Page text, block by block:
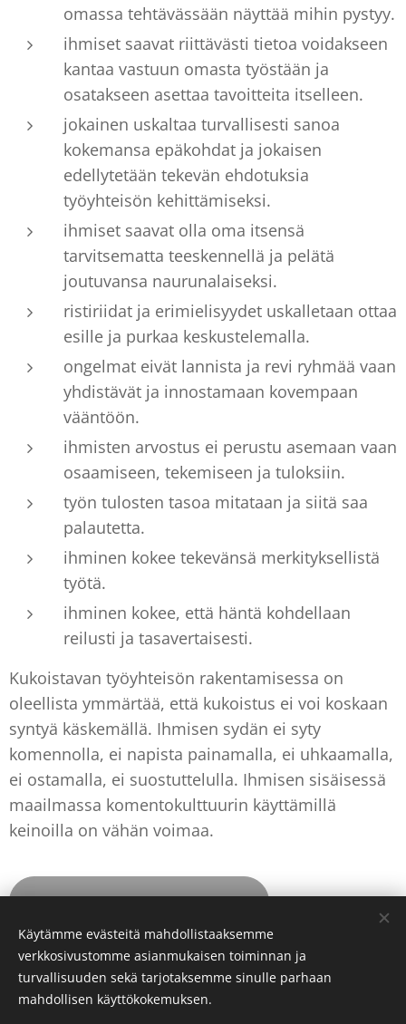
omassa tehtävässään näyttää mihin pystyy.
ihmiset saavat riittävästi tietoa voidakseen
kantaa vastuun omasta työstään ja
osatakseen asettaa tavoitteita itselleen.
jokainen uskaltaa turvallisesti sanoa
kokemansa epäkohdat ja jokaisen
edellytetään tekevän ehdotuksia
työyhteisön kehittämiseksi.
ihmiset saavat olla oma itsensä
tarvitsematta teeskennellä ja pelätä
joutuvansa naurunalaiseksi.
ristiriidat ja erimielisyydet uskalletaan ottaa
esille ja purkaa keskustelemalla.
ongelmat eivät lannista ja revi ryhmää vaan
yhdistävät ja innostamaan kovempaan
vääntöön.
ihmisten arvostus ei perustu asemaan vaan
osaamiseen, tekemiseen ja tuloksiin.
työn tulosten tasoa mitataan ja siitä saa
palautetta.
ihminen kokee tekevänsä merkityksellistä
työtä.
ihminen kokee, että häntä kohdellaan
reilusti ja tasavertaisesti.
Kukoistavan työyhteisön rakentamisessa on
oleellista ymmärtää, että kukoistus ei voi koskaan
syntyä käskemällä. Ihmisen sydän ei syty
komennolla, ei napista painamalla, ei uhkaamalla,
ei ostamalla, ei suostuttelulla. Ihmisen sisäisessä
maailmassa komentokulttuurin käyttämillä
keinoilla on vähän voimaa.
7. Ihmeitä syntyy unelmista
Evästeet
Käytämme evästeitä mahdollistaaksemme
verkkosivustomme asianmukaisen toiminnan ja
turvallisuuden sekä tarjotaksemme sinulle parhaan
mahdollisen käyttökokemuksen.